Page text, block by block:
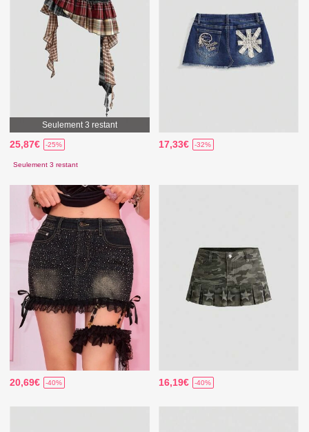
Seulement 3 restant
25,87€ -25%
Seulement 3 restant
17,33€ -32%
20,69€ -40% 16,19€ -40%